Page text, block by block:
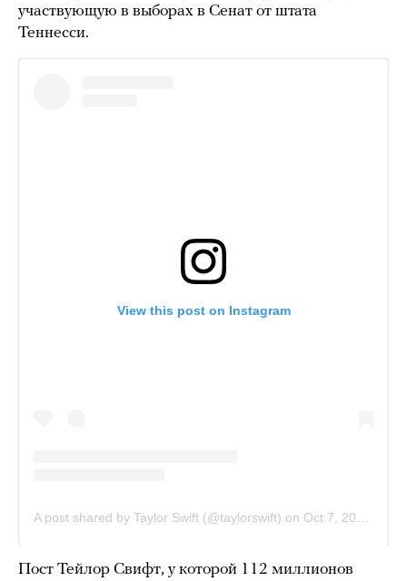
участвующую в выборах в Сенат от штата
Теннесси.
Пост Тейлор Свифт, у которой 112 миллионов